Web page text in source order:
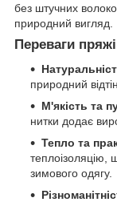
без штучних
природний вигляд.
Переваги
природний
М'якість та
нитки додає
Тепло та
теплоізоляцію,
зимового одягу.